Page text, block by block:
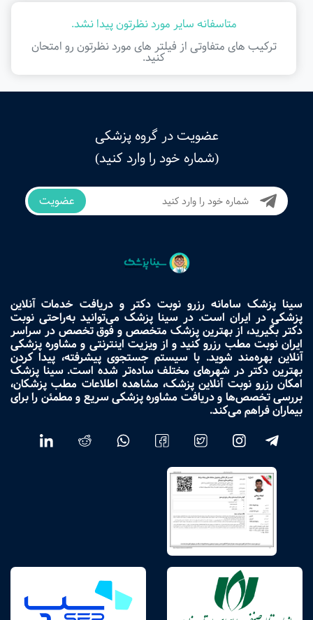
متاسفانه سایر مورد نظرتون پیدا نشد.
ترکیب های متفاوتی از فیلتر ‌های مورد نظرتون رو امتحان
کنید.
عضویت در گروه پزشکی
(شماره خود را وارد کنید)
عضویت
سینا پزشک سامانه رزرو نوبت دکتر و دریافت خدمات آنلاین
پزشکی در ایران است. در سینا پزشک می‌توانید به‌راحتی نوبت
دکتر بگیرید، از بهترین پزشک متخصص و فوق تخصص در سراسر
ایران نوبت مطب رزرو کنید و از ویزیت اینترنتی و مشاوره پزشکی
آنلاین بهره‌مند شوید. با سیستم جستجوی پیشرفته، پیدا کردن
بهترین دکتر در شهرهای مختلف ساده‌تر شده است. سینا پزشک
امکان رزرو نوبت آنلاین پزشک، مشاهده اطلاعات مطب پزشکان،
بررسی تخصص‌ها و دریافت مشاوره پزشکی سریع و مطمئن را برای
بیماران فراهم می‌کند.